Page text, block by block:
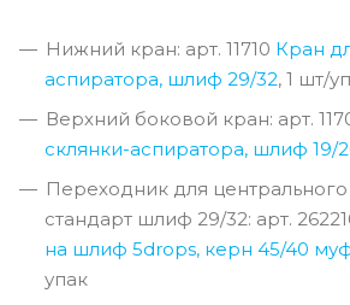
Нижний кран: арт. 11710 Кран
аспиратора, шлиф 29/32, 1 шт/
Верхний боковой кран: арт.
склянки-аспиратора, шлиф 19/
Переходник для
стандарт шлиф 29/32: арт.
на шлиф 5drops, керн 45/40
упак